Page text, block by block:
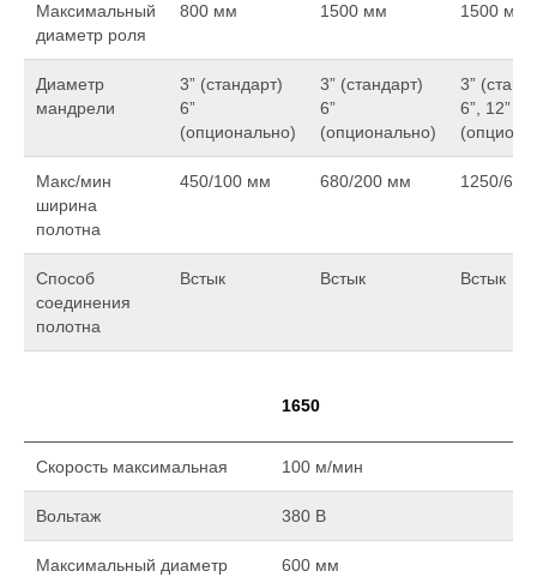
Максимальный
диаметр роля
800 мм 1500 мм 1500 мм
Диаметр
мандрели
3” (стандарт)
6”
(опционально)
3” (стандарт)
6”
(опционально)
3”
6”, 12”
Макс/мин
ширина
полотна
450/100 мм 680/200 мм 1250/
Способ
соединения
полотна
Встык Встык Встык
1650
Скорость максимальная 100 м/мин
Вольтаж 380 В
Максимальный диаметр
600 мм